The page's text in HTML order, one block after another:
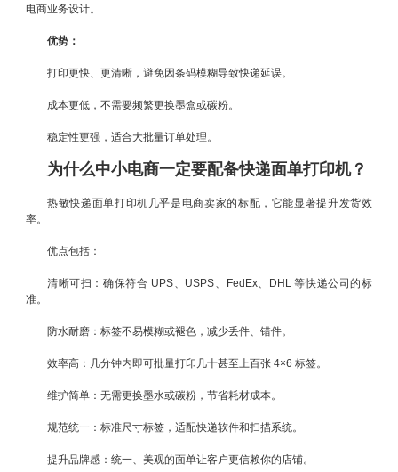
电商业务设计。
优势：
打印更快、更清晰，避免因条码模糊导致快递延误。
成本更低，不需要频繁更换墨盒或碳粉。
稳定性更强，适合大批量订单处理。
为什么中小电商一定要配备快递面单打印机？
热敏快递面单打印机几乎是电商卖家的标配，它能显著提升发货效
率。
优点包括：
清晰可扫：确保符合 UPS、USPS、FedEx、DHL 等快递公司的标
准。
防水耐磨：标签不易模糊或褪色，减少丢件、错件。
效率高：几分钟内即可批量打印几十甚至上百张 4×6 标签。
维护简单：无需更换墨水或碳粉，节省耗材成本。
规范统一：标准尺寸标签，适配快递软件和扫描系统。
提升品牌感：统一、美观的面单让客户更信赖你的店铺。